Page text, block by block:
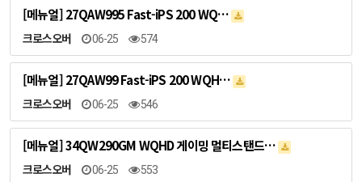
[메뉴얼] 27QAW995 Fast-iPS 200 WQ…
크로스오버 06-25 574
[메뉴얼] 27QAW99 Fast-iPS 200 WQH…
크로스오버 06-25 546
[메뉴얼] 34QW290GM WQHD 게이밍 멀티스탠드…
크로스오버 06-25 553